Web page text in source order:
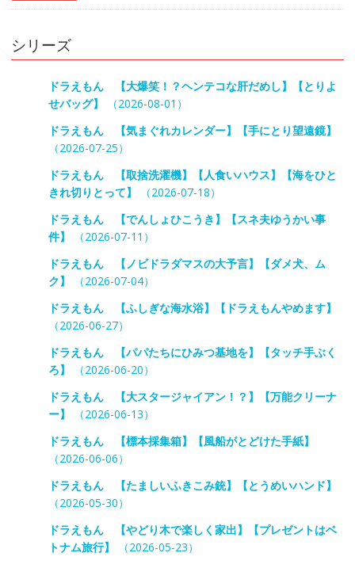
シリーズ
ドラえもん 【大爆笑！？ヘンテコな肝だめし】【とりよ
せバッグ】
（2026-08-01）
ドラえもん 【気まぐれカレンダー】【手にとり望遠鏡】
（2026-07-25）
ドラえもん 【取捨洗濯機】【人食いハウス】【海をひと
きれ切りとって】
（2026-07-18）
ドラえもん 【でんしょひこうき】【スネ夫ゆうかい事
件】
（2026-07-11）
ドラえもん 【ノビドラダマスの大予言】【ダメ犬、ム
ク】
（2026-07-04）
ドラえもん 【ふしぎな海水浴】【ドラえもんやめます】
（2026-06-27）
ドラえもん 【パパたちにひみつ基地を】【タッチ手ぶく
ろ】
（2026-06-20）
ドラえもん 【大スタージャイアン！？】【万能クリーナ
ー】
（2026-06-13）
ドラえもん 【標本採集箱】【風船がとどけた手紙】
（2026-06-06）
ドラえもん 【たましいふきこみ銃】【とうめいハンド】
（2026-05-30）
ドラえもん 【やどり木で楽しく家出】【プレゼントはベ
トナム旅行】
（2026-05-23）